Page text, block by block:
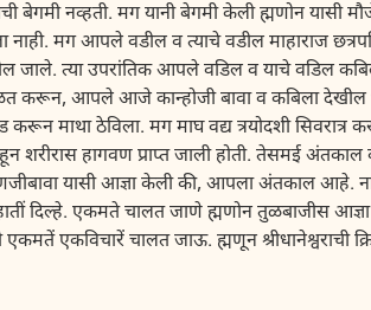
बेगमी नव्हती. मग यानी बेगमी केली ह्मणोन यासी
मग आपले वडील व त्याचे वडील माहाराज
जाले. त्या उपरांतिक आपले वडिल व याचे वडिल
करून, आपले आजे कान्होजी बावा व कबिला देखील
माथा ठेविला. मग माघ वद्य त्रयोदशी सिवरात्र
शरीरास हागवण प्राप्‍त जाली होती. तेसमई अंतकाल
यासी आज्ञा केली की, आपला अंतकाल आहे.
दिल्हे. एकमते चालत जाणे ह्मणोन तुळबाजीस
एकविचारें चालत जाऊ. ह्मणून श्रीधानेश्वराची